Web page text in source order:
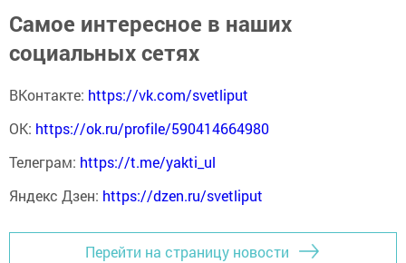
Самое интересное в наших
социальных сетях
ВКонтакте: https://vk.com/svetliput
ОК: https://ok.ru/profile/590414664980
Телеграм: https://t.me/yakti_ul
Яндекс Дзен: https://dzen.ru/svetliput
Перейти на страницу новости